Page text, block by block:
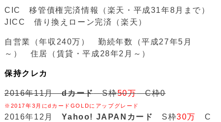
CIC 移管債権完済情報（楽天・平成31年8月まで）
JICC 借り換えローン完済（楽天）
自営業（年収240万） 勤続年数（平成27年5月
～） 住居（賃貸・平成28年2月～）
保持クレカ
2016年11月dカードS枠50万C枠0
※2017年3月にdカードGOLDにアップグレード
2016年12月Yahoo! JAPANカード S枠30万
C